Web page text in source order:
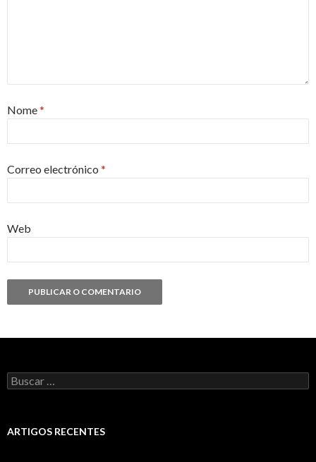
Nome*
Correo electrónico *
Web
Buscar:
ARTIGOS RECENTES